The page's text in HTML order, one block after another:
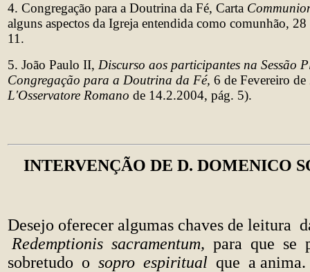
4. Congregação para a Doutrina da Fé, Carta
alguns aspectos da Igreja entendida como comunhão,
11.
5. João Paulo II, Discurso aos participantes na Sessão
Congregação para a Doutrina da Fé, 6 de Fevereiro
L'Osservatore Romano de 14.2.2004, pág. 5).
INTERVENÇÃO DE D. DOMENICO
Desejo oferecer algumas chaves de leitura
Redemptionis sacramentum, para que se
sobretudo o sopro espiritual que a anima.